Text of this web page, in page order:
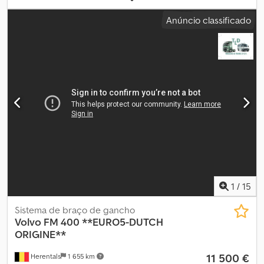
1 400 mm, cor:verde, tipo de engrenagem:automático, classe de
, comprimento do espaço de
, altura do
, Equipamento:
acoplamento de reboque, ar condicionado, grua, regulação
do motor: Volvo Configuração dos eixos Suspensão: Molas de
lâminas Eixo 1: Medida do pneu: 385/65R22,5 Eixo 2: Medida do
pneu: 385/65R22,5; Direcional Eixo 3: Medida do pneu: 315/80R22,5;
Anúncio classificado
1 / 15
Herentals 1 655 km
Sistema de braço de gancho
Volvo FM 400 **EURO5-DUTCH
ORIGINE**
11 500 €